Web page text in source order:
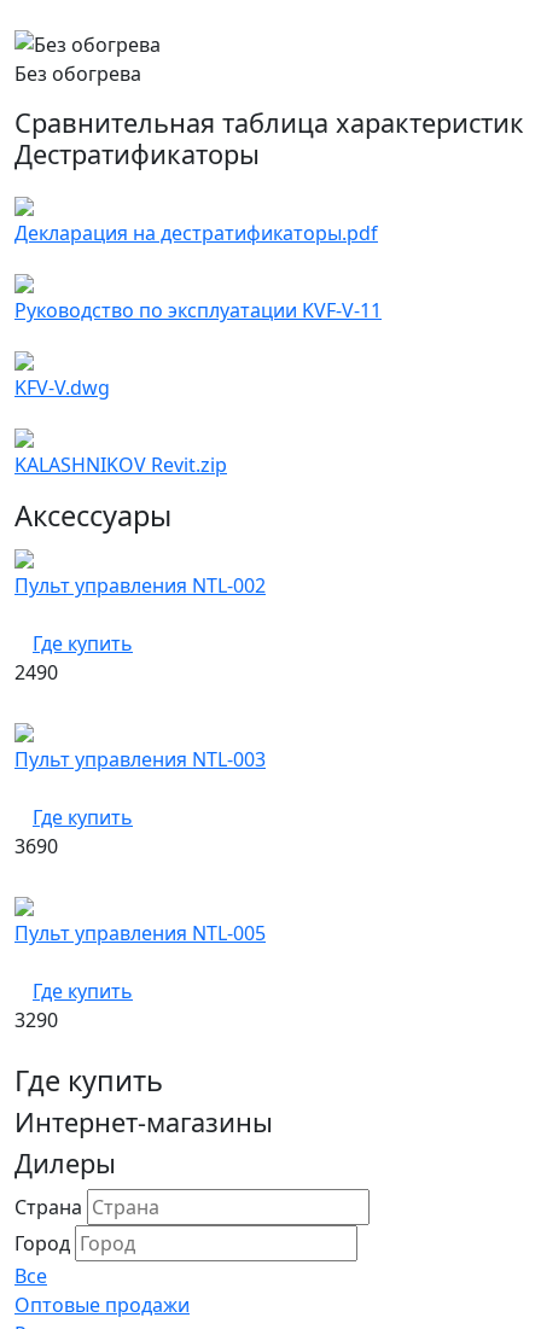
Без обогрева
Сравнительная таблица характеристик
Дестратификаторы
Декларация на дестратификаторы.pdf
Руководство по эксплуатации KVF-V-11
KFV-V.dwg
KALASHNIKOV Revit.zip
Аксессуары
Пульт управления NTL-002
Где купить
2490
Пульт управления NTL-003
Где купить
3690
Пульт управления NTL-005
Где купить
3290
Где купить
Интернет-магазины
Дилеры
Страна
Город
Все
Оптовые продажи